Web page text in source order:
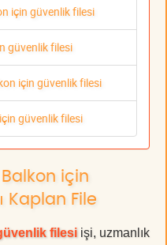
için güvenlik filesi
güvenlik filesi
için güvenlik filesi
güvenlik filesi
için
Kaplan File
filesi işi, uzmanlık